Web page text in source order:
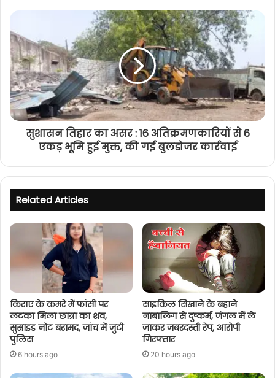
सुशासन तिहार का असर : 16 अतिक्रमणकारियों से 6
एकड़ भूमि हुई मुक्त, की गई बुलडोजर कार्रवाई
Related Articles
किराए के कमरे में फांसी पर
लटका मिला छात्रा का शव,
सुसाइड नोट बरामद, जांच में जुटी
पुलिस
6 hours ago
साइकिल सिखाने के बहाने
नाबालिग से दुष्कर्म, जंगल में ले
जाकर जबरदस्ती रेप, आरोपी
गिरफ्तार
20 hours ago